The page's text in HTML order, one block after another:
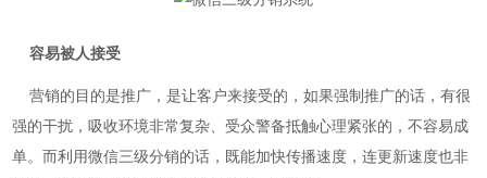
容易被人接受
营销的目的是推广，是让客户来接受的，如果强制推广的话，有很
强的干扰，吸收环境非常复杂、受众警备抵触心理紧张的，不容易成
单。而利用微信三级分销的话，既能加快传播速度，连更新速度也非